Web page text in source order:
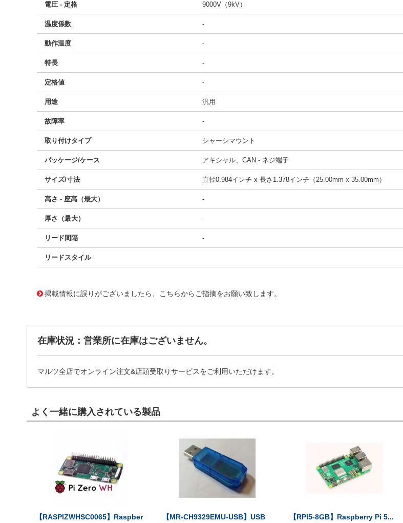
電圧 - 定格 9000V（9kV）
温度係数 -
動作温度 -
特長 -
定格値 -
用途 汎用
故障率 -
取り付けタイプ シャーシマウント
パッケージ/ケース アキシャル、CAN - ネジ端子
サイズ/寸法 直径0.984インチ x 長さ1.378インチ（25.00mm x 35.00mm）
高さ - 座高（最大） -
厚さ（最大） -
リード間隔 -
リードスタイル
掲載情報に誤りがございましたら、こちらからご指摘をお願い致します。
在庫状況：営業所に在庫はございません。
マルツ全店でオンライン注文&店頭受取りサービスをご利用いただけます。
よく一緒に購入されている製品
【RASPIZWHSC0065】Raspber
【MR-CH9329EMU-USB】USB
【RPI5-8GB】Raspberry Pi 5...